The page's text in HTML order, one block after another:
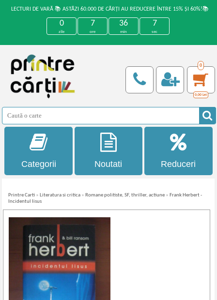
LECTURI DE VARĂ 📚 ASTĂZI 60.000 DE CĂRȚI AU REDUCERE ÎNTRE 15% ȘI 60%!📚
0
zile
7
ore
36
min
7
sec
0
0,00 Lei
Categorii Noutati Reduceri
Printre Carti » Literatura si critica » Romane politiste, SF, thriller, actiune » Frank Herbert -
Incidentul Iisus